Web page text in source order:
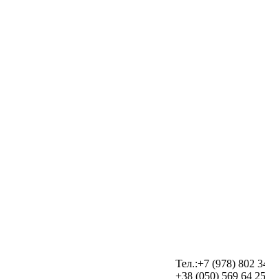
Тел.:+7 (978) 802
+38 (050) 569 64 25